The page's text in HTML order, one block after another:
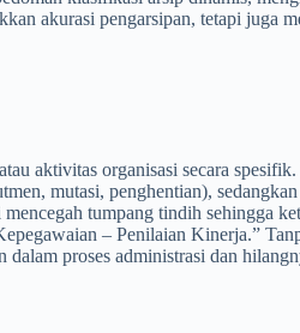
akurasi pengarsipan, tetapi juga
aktivitas organisasi secara
mutasi, penghentian),
tumpang tindih sehingga
– Penilaian Kinerja.”
dalam proses administrasi dan